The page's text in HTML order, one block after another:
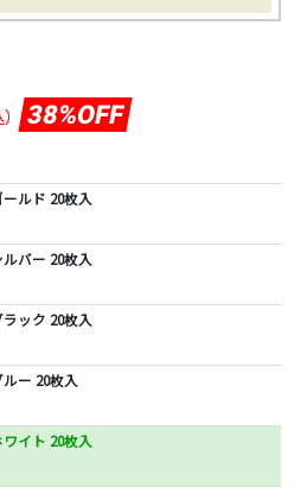
） 38%OFF
ルド 20枚入
バー 20枚入
ック 20枚入
ー 20枚入
イト 20枚入